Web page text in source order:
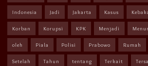
Indonesia Jadi Jakarta Kasus
Korban Korupsi KPK Menjadi
oleh Piala Polisi Prabowo Rumah
Setelah Tahun tentang Terkait